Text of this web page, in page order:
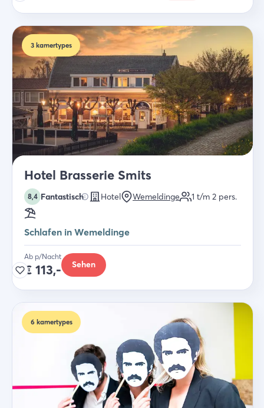
3 kamertypes
Hotel Brasserie Smits
8,4 Fantastisch Hotel Wemeldinge 1 t/m 2 pers.
Schlafen in Wemeldinge
Ab p/Nacht
€ 113,- Sehen
6 kamertypes